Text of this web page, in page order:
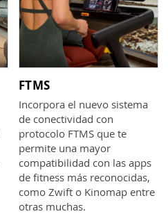
FTMS
Incorpora el nuevo sistema
de conectividad con
protocolo FTMS que te
permite una mayor
compatibilidad con las apps
de fitness más reconocidas,
como Zwift o Kinomap entre
otras muchas.